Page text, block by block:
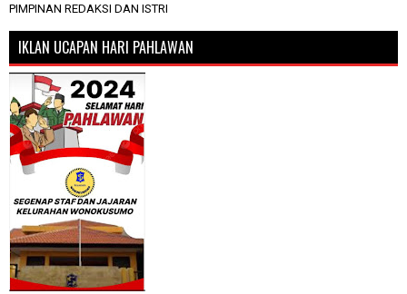
PIMPINAN REDAKSI DAN ISTRI
IKLAN UCAPAN HARI PAHLAWAN